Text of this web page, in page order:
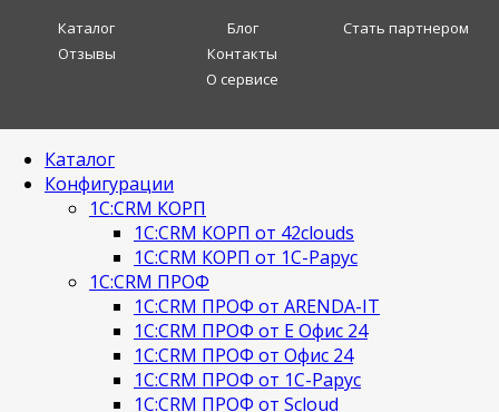
Каталог
Отзывы
Блог
Контакты
О сервисе
Стать партнером
Каталог
Конфигурации
1С:CRM КОРП
1С:CRM КОРП от 42clouds
1С:CRM КОРП от 1С-Рарус
1С:CRM ПРОФ
1С:CRM ПРОФ от ARENDA-IT
1С:CRM ПРОФ от Е Офис 24
1С:CRM ПРОФ от Офис 24
1С:CRM ПРОФ от 1С-Рарус
1С:CRM ПРОФ от Scloud